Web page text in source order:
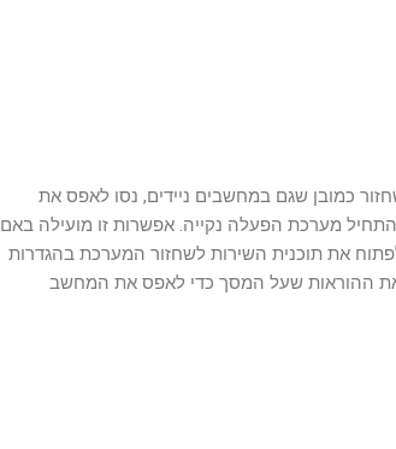
בעיקר – ניתן לבצע איפוס ושחזור כמובן שגם במחשבים ניידים, נסו לאפס את
מערכת הפעלה נקייה. אפשרות זו מועילה באם
את תוכנית השירות לשחזור המערכת בהגדרות
את ההוראות שעל המסך כדי לאפס את המחשב